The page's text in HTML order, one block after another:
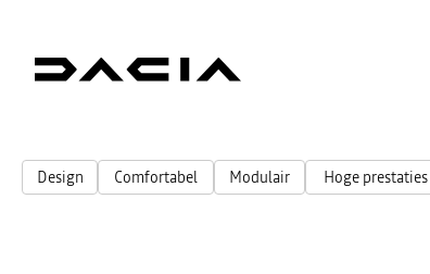
Design Comfortabel Modulair Hoge prestaties